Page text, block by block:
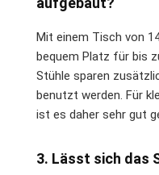
Mit einem Tisch von
bequem Platz für bis
Stühle sparen
benutzt werden. Für
ist es daher sehr gut
3. Lässt sich das